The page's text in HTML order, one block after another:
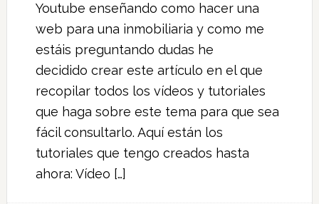
Youtube enseñando como hacer una
web para una inmobiliaria y como me
estáis preguntando dudas he
decidido crear este artículo en el que
recopilar todos los vídeos y tutoriales
que haga sobre este tema para que sea
fácil consultarlo. Aquí están los
tutoriales que tengo creados hasta
ahora: Vídeo […]